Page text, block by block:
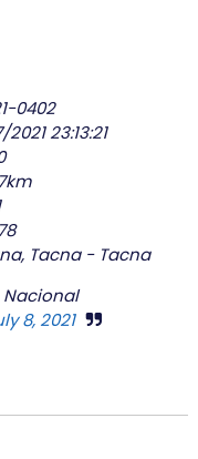
0402
23:13:21
Tacna - Tacna
8, 2021